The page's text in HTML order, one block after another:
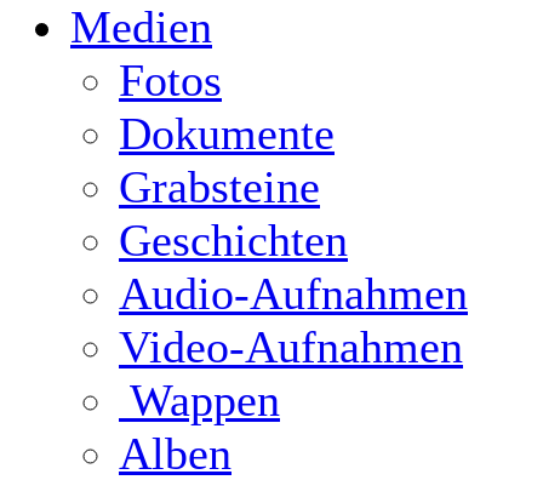
Medien
Fotos
Dokumente
Grabsteine
Geschichten
Audio-Aufnahmen
Video-Aufnahmen
Wappen
Alben